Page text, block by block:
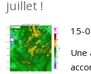
juillet !
15-
Une